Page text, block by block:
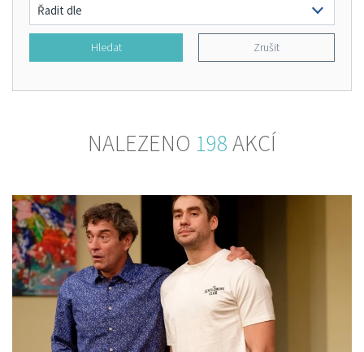
Hledat Zrušit
NALEZENO 198AKCÍ